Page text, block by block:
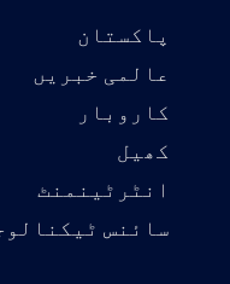
پاکستان
عالمی خبریں
کاروبار
کھیل
انٹرٹینمنٹ
سائنس